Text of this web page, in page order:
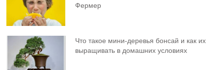
Фермер
Что такое мини-деревья бонсай и как их
выращивать в домашних условиях